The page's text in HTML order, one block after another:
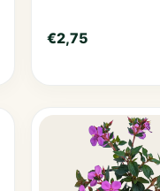
€2,75